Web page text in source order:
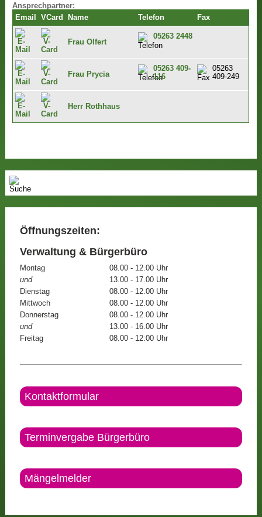
Ansprechpartner:
Email
VCard Name Telefon Fax
Frau Olfert
05263 2448
Frau Prycia
05263 409-
116
05263
409-249
Herr Rothhaus
Öffnungszeiten:
Verwaltung & Bürgerbüro
Montag
08.00 - 12.00 Uhr
und
13.00 - 17.00 Uhr
Dienstag
08.00 - 12.00 Uhr
Mittwoch
08.00 - 12.00 Uhr
Donnerstag
08.00 - 12.00 Uhr
und
13.00 - 16.00 Uhr
Freitag
08.00 - 12:00 Uhr
Kontaktformular
Terminvergabe Bürgerbüro
Mängelmelder